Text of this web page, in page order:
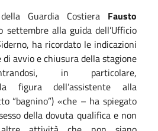
Guardia Costiera Fausto
settembre alla guida dell’Ufficio
ha ricordato le indicazioni
avvio e chiusura della stagione
in particolare,
figura dell’assistente alla
“bagnino”) «che – ha spiegato
della dovuta qualifica e non